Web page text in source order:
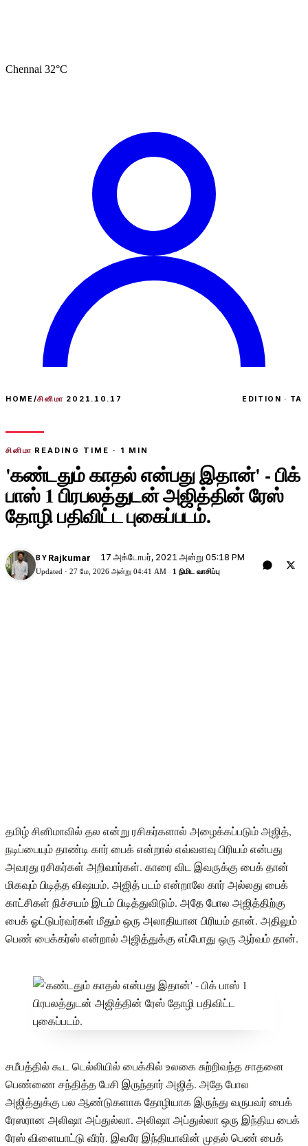
Chennai 32°C
HOME/சினிமா 2021.10.17 EDITION · TA
சினிமா READING TIME · 1 MIN
'கண்டதும் காதல் என்பது இதான்' - பிக்
பாஸ் 1 பிரபலத்துடன் அஜித்தின் ரேஸ்
தோழி பதிவிட்ட புகைப்படம்.
BY Rajkumar 17 அக்டோபர், 2021 அன்று 05:18 PM
Updated · 27 மே, 2026 அன்று 04:41 AM 1 நிமிட வாசிப்பு
தமிழ் சினிமாவில் தல என்று ரசிகர்களால் அழைக்கப்படும் அஜித்,
நடிப்பையும் தாண்டி கார் பைக் என்றால் எவ்வளவு பிரியம் என்பது
அவரது ரசிகர்கள் அறிவார்கள். காரை விட இவருக்கு பைக் தான்
மிகவும் பிடித்த விஷயம். அஜித் படம் என்றாலே கார் அல்லது பைக்
காட்சிகள் நிச்சயம் இடம் பிடித்துவிடும். அதே போல அஜித்திற்கு
பைக் ஓட்டுபர்வர்கள் மீதும் ஒரு அலாதியான பிரியம் தான். அதிலும்
பெண் பைக்கர்ஸ் என்றால் அஜித்துக்கு எப்போது ஒரு ஆர்வம் தான்.
சமீபத்தில் கூட டெல்லியில் பைக்கில் உலகை சுற்றிவந்த சாதனை
பெண்ணை சந்தித்த பேசி இருந்தார் அஜித். அதே போல
அஜித்துக்கு பல ஆண்டுகளாக தோழியாக இருந்து வருபவர் பைக்
ரேஸரான அலிஷா அப்துல்லா. அலிஷா அப்துல்லா ஒரு இந்திய பைக்
ரேஸ் விளையாட்டு வீரர். இவரே இந்தியாவின் முதல் பெண் பைக்